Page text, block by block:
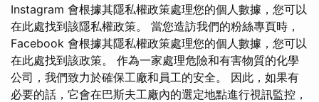
Instagram 會根據其隱私權政策處理您的個人數據，您可以
在此處找到該隱私權政策。 當您造訪我們的粉絲專頁時，
Facebook 會根據其隱私權政策處理您的個人數據，您可以
在此處找到該政策。 作為一家處理危險和有害物質的化學
公司，我們致力於確保工廠和員工的安全。 因此，如果有
必要的話，它會在巴斯夫工廠內的選定地點進行視訊監控，